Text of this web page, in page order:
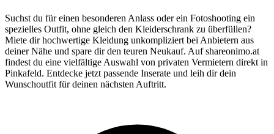
Suchst du für einen besonderen Anlass oder ein Fotoshooting ein
spezielles Outfit, ohne gleich den Kleiderschrank zu überfüllen?
Miete dir hochwertige Kleidung unkompliziert bei Anbietern aus
deiner Nähe und spare dir den teuren Neukauf. Auf shareonimo.at
findest du eine vielfältige Auswahl von privaten Vermietern direkt in
Pinkafeld. Entdecke jetzt passende Inserate und leih dir dein
Wunschoutfit für deinen nächsten Auftritt.